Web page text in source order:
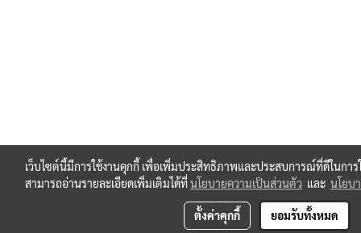
เว็บไซต์นี้มีการใช้งานคุกกี้ เพื่อเพิ่มประสิทธิภาพและประสบการณ์ที่ดีในการ
สามารถอ่านรายละเอียดเพิ่มเติมได้ที่นโยบายความเป็นส่วนตัว และ นโยบ
ตั้งค่าคุกกี้ ยอมรับทั้งหมด